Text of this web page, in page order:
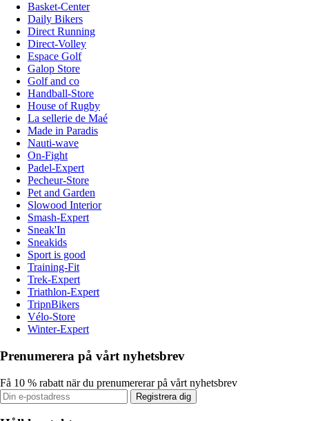
Basket-Center
Daily Bikers
Direct Running
Direct-Volley
Espace Golf
Galop Store
Golf and co
Handball-Store
House of Rugby
La sellerie de Maé
Made in Paradis
Nauti-wave
On-Fight
Padel-Expert
Pecheur-Store
Pet and Garden
Slowood Interior
Smash-Expert
Sneak'In
Sneakids
Sport is good
Training-Fit
Trek-Expert
Triathlon-Expert
TripnBikers
Vélo-Store
Winter-Expert
Prenumerera på vårt nyhetsbrev
Få 10 % rabatt när du prenumererar på vårt nyhetsbrev
Registrera dig